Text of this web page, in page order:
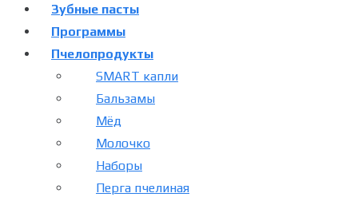
Зубные пасты
Программы
Пчелопродукты
SMART капли
Бальзамы
Мёд
Молочко
Наборы
Перга пчелиная